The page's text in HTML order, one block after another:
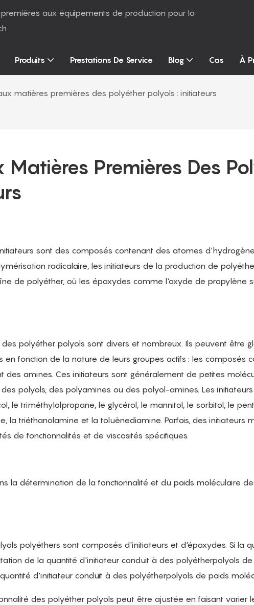
aux équipements de production pour la
Produits Prestations De Service Blog Cas À
matières premières des polyéther polyols : initiateurs
Premières Des
sont des composés contenant des atomes
radicalaire, les initiateurs de la production de
de polyéther, où les époxydes comme l'oxyde de propylène
polyéther polyols sont divers et nombreux. Ils peuvent être
en fonction de la nature de leurs groupes actifs : les composés
amines. Ces initiateurs sont généralement de petites
polyols, des polyamines ou des polyol-amines. Les
le triméthylolpropane, le glycérol, le mannitol, le sorbitol, le
la triéthanolamine et la toluènediamine. Parfois, des initiateurs
de fonctionnalités et de viscosités spécifiques.
la détermination de la fonctionnalité et du poids moléculaire
polyéthers sont composés d'initiateurs et d'époxydes. Si la
de la quantité d'initiateur conduit à des polyétherpolyols
d'initiateur conduit à des polyétherpolyols de poids
des polyéther polyols peut être ajustée en faisant varier